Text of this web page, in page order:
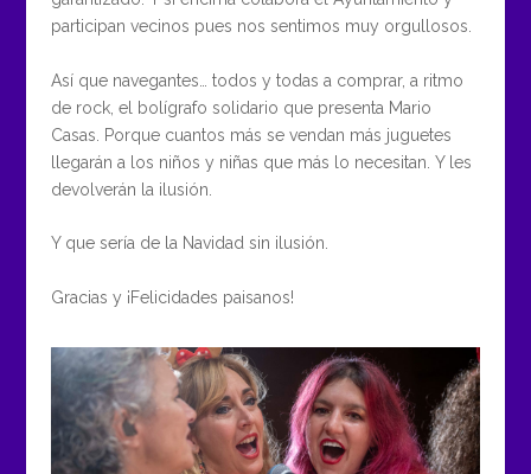
participan vecinos pues nos sentimos muy orgullosos.
Así que navegantes… todos y todas a comprar, a ritmo
de rock, el bolígrafo solidario que presenta Mario
Casas. Porque cuantos más se vendan más juguetes
llegarán a los niños y niñas que más lo necesitan. Y les
devolverán la ilusión.
Y que sería de la Navidad sin ilusión.
Gracias y ¡Felicidades paisanos!